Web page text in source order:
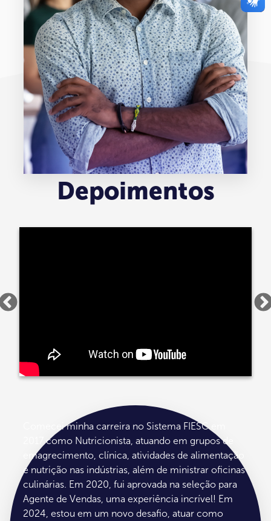
Depoimentos
Comecei minha carreira no Sistema FIESC em
2017 como Nutricionista, atuando em grupos de
emagrecimento, clínica, atividades de alimentação
e nutrição nas indústrias, além de ministrar oficinas
culinárias. Em 2020, fui aprovada na seleção para
Agente de Vendas, uma experiência incrível! Em
2024, estou em um novo desafio, atuar como